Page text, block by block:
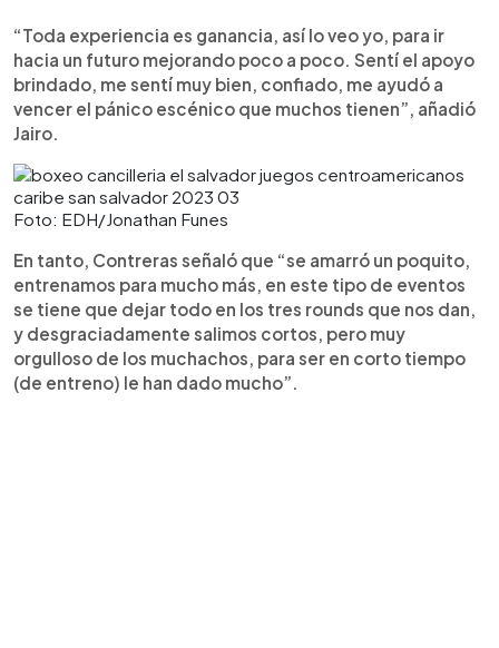
“Toda experiencia es ganancia, así lo veo yo, para ir
hacia un futuro mejorando poco a poco. Sentí el apoyo
brindado, me sentí muy bien, confiado, me ayudó a
vencer el pánico escénico que muchos tienen”, añadió
Jairo.
Foto: EDH/Jonathan Funes
En tanto, Contreras señaló que “se amarró un poquito,
entrenamos para mucho más, en este tipo de eventos
se tiene que dejar todo en los tres rounds que nos dan,
y desgraciadamente salimos cortos, pero muy
orgulloso de los muchachos, para ser en corto tiempo
(de entreno) le han dado mucho”.